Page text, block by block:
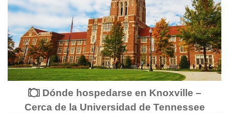
Dónde hospedarse en Knoxville –
Cerca de la Universidad de Tennessee